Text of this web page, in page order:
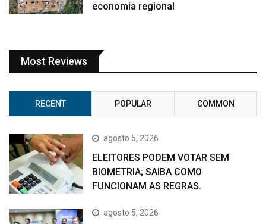
economia regional
Most Reviews
RECENT POPULAR COMMON
agosto 5, 2026
ELEITORES PODEM VOTAR SEM
BIOMETRIA; SAIBA COMO
FUNCIONAM AS REGRAS.
agosto 5, 2026